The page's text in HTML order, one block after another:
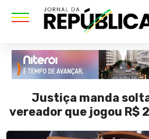
Justiça manda
vereador que jogou R$